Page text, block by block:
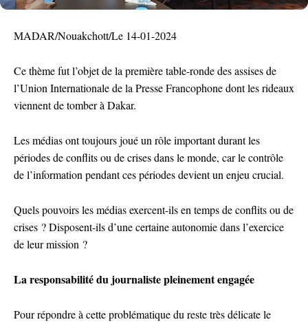
MADAR/Nouakchott/Le 14-01-2024
Ce thème fut l’objet de la première table-ronde des assises de
l’Union Internationale de la Presse Francophone dont les rideaux
viennent de tomber à Dakar.
Les médias ont toujours joué un rôle important durant les
périodes de conflits ou de crises dans le monde, car le contrôle
de l’information pendant ces périodes devient un enjeu crucial.
Quels pouvoirs les médias exercent-ils en temps de conflits ou de
crises ? Disposent-ils d’une certaine autonomie dans l’exercice
de leur mission ?
La responsabilité du journaliste pleinement engagée
Pour répondre à cette problématique du reste très délicate le